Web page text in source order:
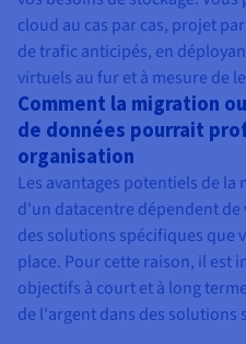
cloud au cas par cas, projet
de trafic anticipés, en
virtuels au fur et à mesure de
Comment la migration
de données pourrait
organisation
Les avantages potentiels de
d'un datacentre dépendent
des solutions spécifiques que
place. Pour cette raison, il est
objectifs à court et à long
de l'argent dans des solutions